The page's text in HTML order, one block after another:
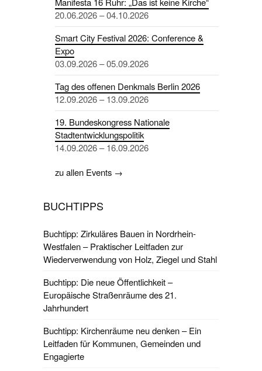
20.06.2026 – 04.10.2026
Smart City Festival 2026: Conference &
Expo
03.09.2026 – 05.09.2026
Tag des offenen Denkmals Berlin 2026
12.09.2026 – 13.09.2026
19. Bundeskongress Nationale
Stadtentwicklungspolitik
14.09.2026 – 16.09.2026
zu allen Events →
BUCHTIPPS
Buchtipp: Zirkuläres Bauen in Nordrhein-
Westfalen – Praktischer Leitfaden zur
Wiederverwendung von Holz, Ziegel und Stahl
Buchtipp: Die neue Öffentlichkeit –
Europäische Straßenräume des 21.
Jahrhundert
Buchtipp: Kirchenräume neu denken – Ein
Leitfaden für Kommunen, Gemeinden und
Engagierte